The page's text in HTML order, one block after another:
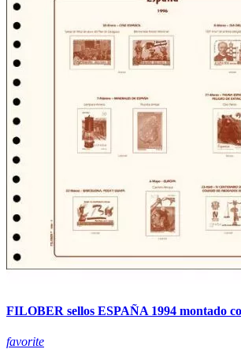
FILOBER sellos ESPAÑA 1994 montado
favorite